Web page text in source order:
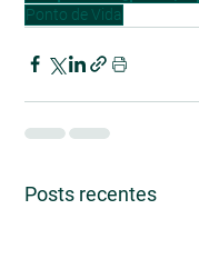
Ponto de Vida
Posts recentes